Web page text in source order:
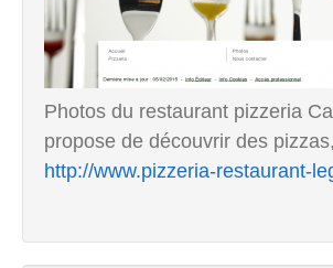
Photos du restaurant pizzeria
propose de découvrir des
http://www.pizzeria-restaurant-